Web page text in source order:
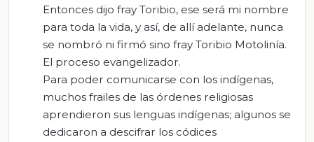
Entonces dijo fray Toribio, ese será mi nombre
para toda la vida, y así, de allí adelante, nunca
se nombró ni firmó sino fray Toribio Motolinía.
El proceso evangelizador.
Para poder comunicarse con los indígenas,
muchos frailes de las órdenes religiosas
aprendieron sus lenguas indígenas; algunos se
dedicaron a descifrar los códices